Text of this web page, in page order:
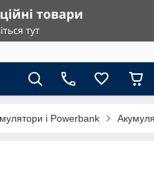
і Powerbank